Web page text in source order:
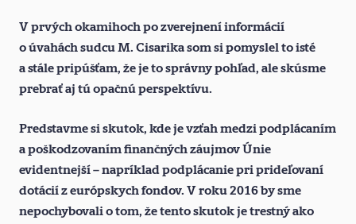
V prvých okamihoch po zverejnení informácií
o úvahách sudcu M. Cisarika som si pomyslel to isté
a stále pripúšťam, že je to správny pohľad, ale skúsme
prebrať aj tú opačnú perspektívu.
Predstavme si skutok, kde je vzťah medzi podplácaním
a poškodzovaním finančných záujmov Únie
evidentnejší – napríklad podplácanie pri prideľovaní
dotácií z európskych fondov. V roku 2016 by sme
nepochybovali o tom, že tento skutok je trestný ako